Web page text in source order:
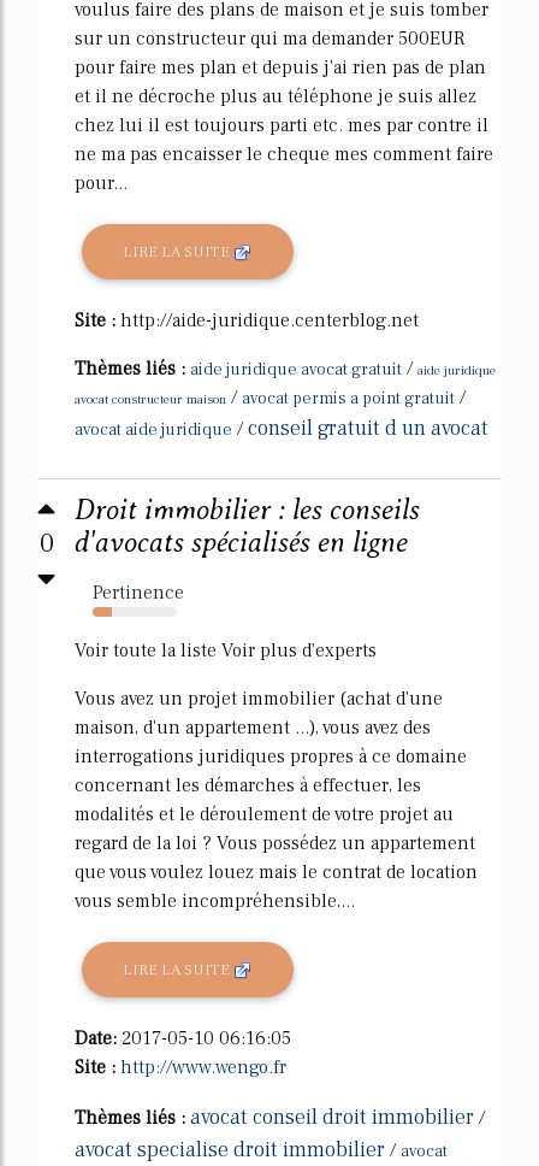
voulus faire des plans de maison et je suis tomber
sur un constructeur qui ma demander 500EUR
pour faire mes plan et depuis j'ai rien pas de plan
et il ne décroche plus au téléphone je suis allez
chez lui il est toujours parti etc. mes par contre il
ne ma pas encaisser le cheque mes comment faire
pour...
LIRE LA SUITE
Site : http://aide-juridique.centerblog.net
Thèmes liés : aide juridique avocat gratuit / aide juridique
avocat constructeur maison / avocat permis a point gratuit /
avocat aide juridique /conseil gratuit d un avocat
0
Droit immobilier : les conseils
d'avocats spécialisés en ligne
Pertinence
23%
Voir toute la liste Voir plus d'experts
Vous avez un projet immobilier (achat d'une
maison, d'un appartement ...), vous avez des
interrogations juridiques propres à ce domaine
concernant les démarches à effectuer, les
modalités et le déroulement de votre projet au
regard de la loi ? Vous possédez un appartement
que vous voulez louez mais le contrat de location
vous semble incompréhensible,...
LIRE LA SUITE
Date: 2017-05-10 06:16:05
Site : http://www.wengo.fr
Thèmes liés : avocat conseil droit immobilier /
avocat specialise droit immobilier / avocat